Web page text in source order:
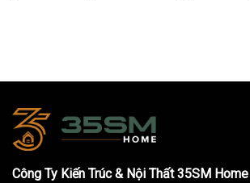
Công Ty Kiến Trúc & Nội Thất 35SM Home